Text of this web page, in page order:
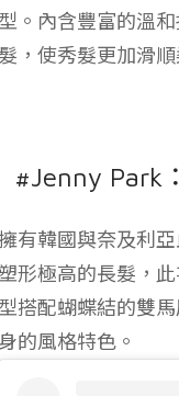
。內含豐富的溫
，使秀髮更加滑順
#Jenny Park
有韓國與奈及利
形極高的長髮，
搭配蝴蝶結的雙
的風格特色。